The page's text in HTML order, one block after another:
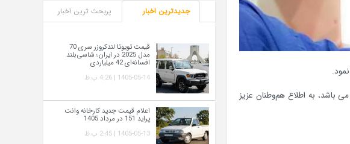
به اینکه تعداد کارت‌های سوخت موجود در باجه معطله یک میلیون و 100 هزار عدد می باشد، به اطلاع هم‌وطنان عزیز
جدیدترین اخبار پربحث ترین اخبار
قیمت تویوتا لندکروزر سری 70
مدل 2025 در ایران؛ شاسی‌بلند
افسانه‌ای 42 میلیاردی
1405-05-14 | 4:26 ب.ظ
اعلام قیمت جدید کارخانه وانت
پراید 151 در مرداد 1405
1405-05-13 | 2:45 ب.ظ